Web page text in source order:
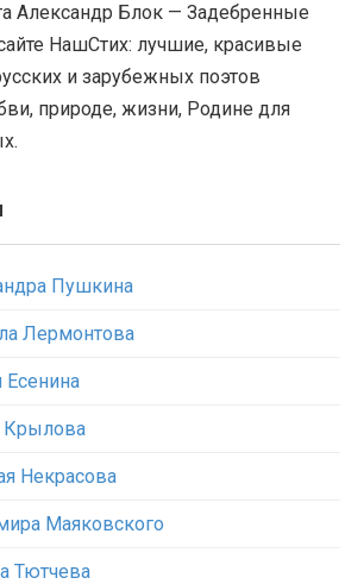
Александр Блок — Задебренные
НашСтих: лучшие, красивые
и зарубежных поэтов
природе, жизни, Родине для
Пушкина
Лермонтова
Есенина
Крылова
Некрасова
Маяковского
Тютчева